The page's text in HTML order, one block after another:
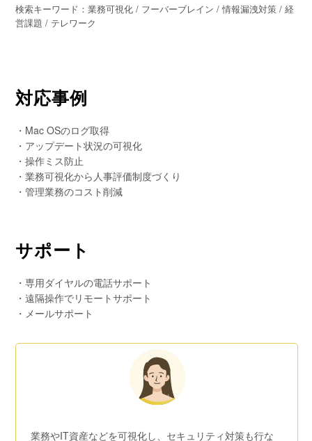
検索キーワード：業務可視化 / フーバーブレイン / 情報漏洩対策 / 経
営課題 / テレワーク
対応事例
・Mac OSのログ取得
・アップデート状況の可視化
・操作ミス防止
・業務可視化から人事評価制度づくり
・管理業務のコスト削減
サポート
・専用ダイヤルの電話サポート
・遠隔操作でリモートサポート
・メールサポート
業務やIT資産などを可視化し、セキュリティ対策も行な